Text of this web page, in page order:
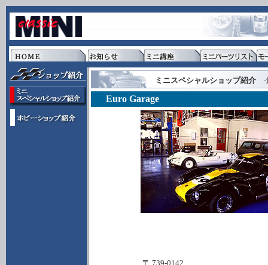
ミニスペシャルショップ紹介 -
Euro Garage
〒 739-0142